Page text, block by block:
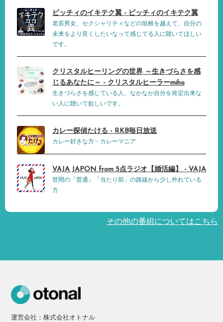
ビッチィのイキテク翼 - ビッチィのイキテク翼
老若男女、セクシャリティなどの垣根を越えて、自分の
未来をより良くしたいなって感じてる人に聴いてほしい
です。
クリスタルヒーリングの世界 ～生きづらさを感
じるあなたに～ - クリスタルヒーラーmiho
生きづらさを感じている人、なかなか自分を肯定出来な
い人に聴いて欲しいです。
カレー探偵たける - RKB毎日放送
カレー好きな方・カレーマニア
VAJA JAPON from 5点ラジオ【婚活編】 - VAJA
世間の「普通」「当たり前」の路線から少し外れている
方
その他の番組についてはこちら
運営会社：株式会社オトナル